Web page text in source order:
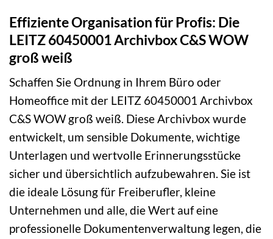
Effiziente Organisation für Profis: Die
LEITZ 60450001 Archivbox C&S WOW
groß weiß
Schaffen Sie Ordnung in Ihrem Büro oder
Homeoffice mit der LEITZ 60450001 Archivbox
C&S WOW groß weiß. Diese Archivbox wurde
entwickelt, um sensible Dokumente, wichtige
Unterlagen und wertvolle Erinnerungsstücke
sicher und übersichtlich aufzubewahren. Sie ist
die ideale Lösung für Freiberufler, kleine
Unternehmen und alle, die Wert auf eine
professionelle Dokumentenverwaltung legen, die